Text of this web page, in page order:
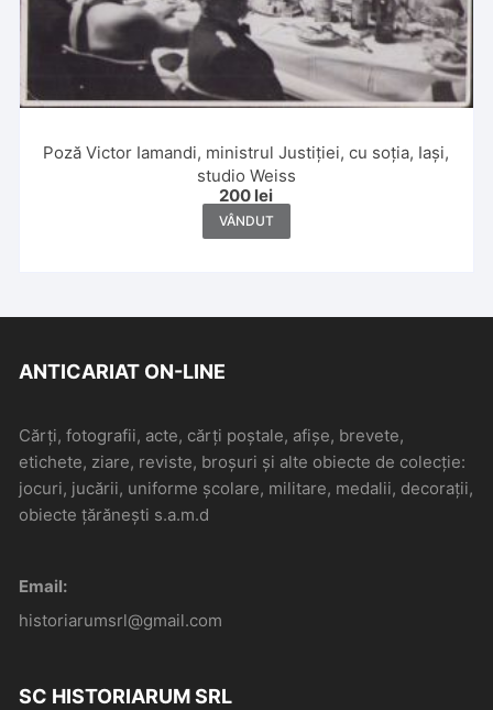
Poză Victor Iamandi, ministrul Justiției, cu soția, Iași,
studio Weiss
200 lei
VÂNDUT
ANTICARIAT ON-LINE
Cărți, fotografii, acte, cărți poștale, afișe, brevete,
etichete, ziare, reviste, broșuri și alte obiecte de colecție:
jocuri, jucării, uniforme școlare, militare, medalii, decorații,
obiecte țărănești s.a.m.d
Email:
historiarumsrl@gmail.com
SC HISTORIARUM SRL